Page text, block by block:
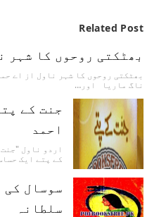
Related Post
بھٹکتی روحوں کا شہر
بھٹکتی روحوں کا شہر ناول از اے
ناگ ماریا اور…
جنت کے
احمد
اردو ناول
کے پتے ایک
سوسال کی
سلطانہ